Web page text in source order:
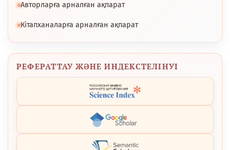
Авторларға арналған ақпарат
Кітапханаларға арналған ақпарат
РЕФЕРАТТАУ ЖӘНЕ ИНДЕКСТЕЛІНУІ